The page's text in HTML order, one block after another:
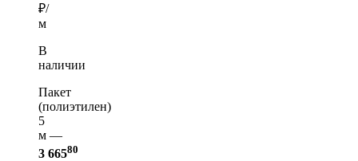
₽/
м
В
наличии
Пакет
(полиэтилен)
5
м —
3 66580